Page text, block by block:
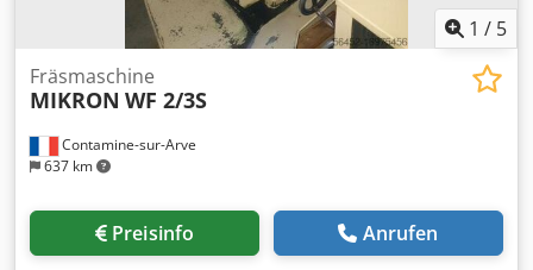
1 / 5
Contamine-sur-Arve
637 km
Fräsmaschine
MIKRON WF 2/3S
Preisinfo Anrufen